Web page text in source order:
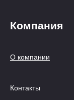
Компания
О компании
Контакты